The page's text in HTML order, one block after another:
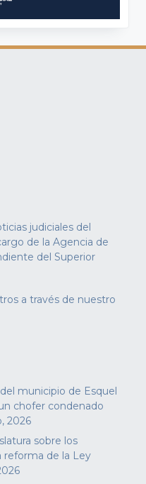
judiciales del
de la Agencia de
del Superior
a través de nuestro
municipio de Esquel
chofer condenado
2026
sobre los
reforma de la Ley